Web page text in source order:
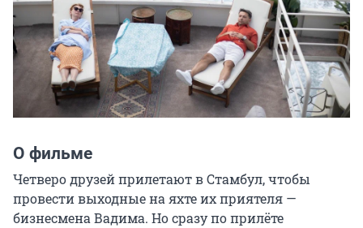
О фильме
Четверо друзей прилетают в Стамбул, чтобы
провести выходные на яхте их приятеля —
бизнесмена Вадима. Но сразу по прилёте